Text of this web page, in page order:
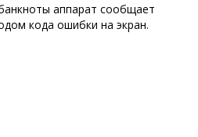
аппарат сообщает
кода ошибки на экран.